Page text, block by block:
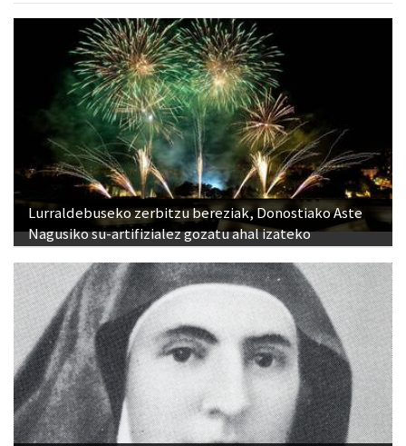
Lurraldebuseko zerbitzu bereziak, Donostiako Aste
Nagusiko su-artifizialez gozatu ahal izateko